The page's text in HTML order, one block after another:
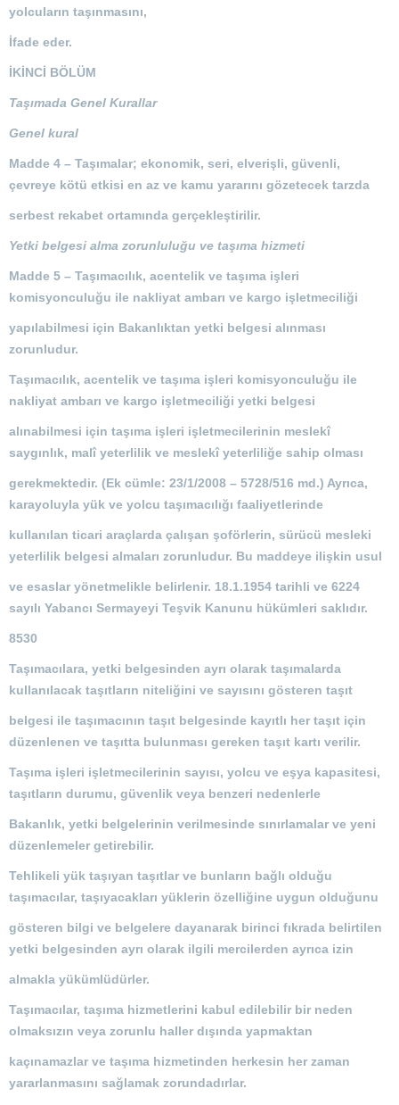
yolcuların taşınmasını,
İfade eder.
İKİNCİ BÖLÜM
Taşımada Genel Kurallar
Genel kural
Madde 4 – Taşımalar; ekonomik, seri, elverişli, güvenli,
çevreye kötü etkisi en az ve kamu yararını gözetecek tarzda
serbest rekabet ortamında gerçekleştirilir.
Yetki belgesi alma zorunluluğu ve taşıma hizmeti
Madde 5 – Taşımacılık, acentelik ve taşıma işleri
komisyonculuğu ile nakliyat ambarı ve kargo işletmeciliği
yapılabilmesi için Bakanlıktan yetki belgesi alınması
zorunludur.
Taşımacılık, acentelik ve taşıma işleri komisyonculuğu ile
nakliyat ambarı ve kargo işletmeciliği yetki belgesi
alınabilmesi için taşıma işleri işletmecilerinin meslekî
saygınlık, malî yeterlilik ve meslekî yeterliliğe sahip olması
gerekmektedir. (Ek cümle: 23/1/2008 – 5728/516 md.) Ayrıca,
karayoluyla yük ve yolcu taşımacılığı faaliyetlerinde
kullanılan ticari araçlarda çalışan şoförlerin, sürücü mesleki
yeterlilik belgesi almaları zorunludur. Bu maddeye ilişkin usul
ve esaslar yönetmelikle belirlenir. 18.1.1954 tarihli ve 6224
sayılı Yabancı Sermayeyi Teşvik Kanunu hükümleri saklıdır.
8530
Taşımacılara, yetki belgesinden ayrı olarak taşımalarda
kullanılacak taşıtların niteliğini ve sayısını gösteren taşıt
belgesi ile taşımacının taşıt belgesinde kayıtlı her taşıt için
düzenlenen ve taşıtta bulunması gereken taşıt kartı verilir.
Taşıma işleri işletmecilerinin sayısı, yolcu ve eşya kapasitesi,
taşıtların durumu, güvenlik veya benzeri nedenlerle
Bakanlık, yetki belgelerinin verilmesinde sınırlamalar ve yeni
düzenlemeler getirebilir.
Tehlikeli yük taşıyan taşıtlar ve bunların bağlı olduğu
taşımacılar, taşıyacakları yüklerin özelliğine uygun olduğunu
gösteren bilgi ve belgelere dayanarak birinci fıkrada belirtilen
yetki belgesinden ayrı olarak ilgili mercilerden ayrıca izin
almakla yükümlüdürler.
Taşımacılar, taşıma hizmetlerini kabul edilebilir bir neden
olmaksızın veya zorunlu haller dışında yapmaktan
kaçınamazlar ve taşıma hizmetinden herkesin her zaman
yararlanmasını sağlamak zorundadırlar.